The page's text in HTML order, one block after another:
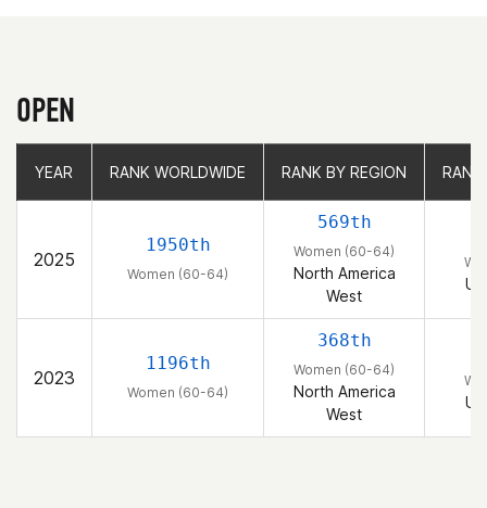
OPEN
YEAR RANK WORLDWIDE RANK BY REGION
2025
1950th
Women (60-64)
569th
Women (60-64)
North America
West
2023
1196th
Women (60-64)
368th
Women (60-64)
North America
West
YEAR RANK WORLDWIDE RANK BY REGION